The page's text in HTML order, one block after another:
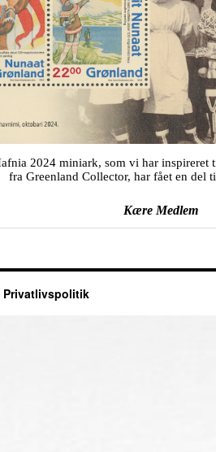
Privatlivspolitik